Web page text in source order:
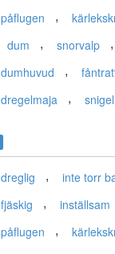
påflugen ,
dum , snorvalp ,
dumhuvud ,
dregelmaja , snigel
dreglig , inte torr
fjäskig , inställsam
påflugen ,